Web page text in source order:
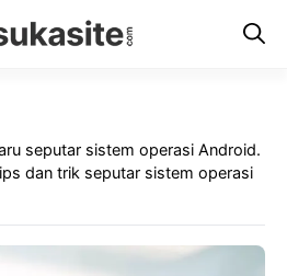
seputar sistem operasi Android.
dan trik seputar sistem operasi